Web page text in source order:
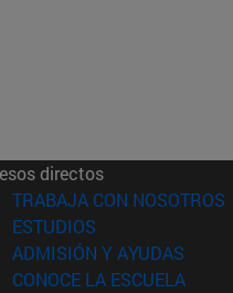
directos
TRABAJA CON NOSOTROS
ESTUDIOS (abre en nueva
ADMISIÓN Y AYUDAS
CONOCE LA ESCUELA(abre